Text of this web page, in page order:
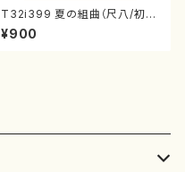
T32i399 夏の組曲（尺八/初代
山川園松/楽譜）都山流公刊楽譜
曲番:2104
¥900